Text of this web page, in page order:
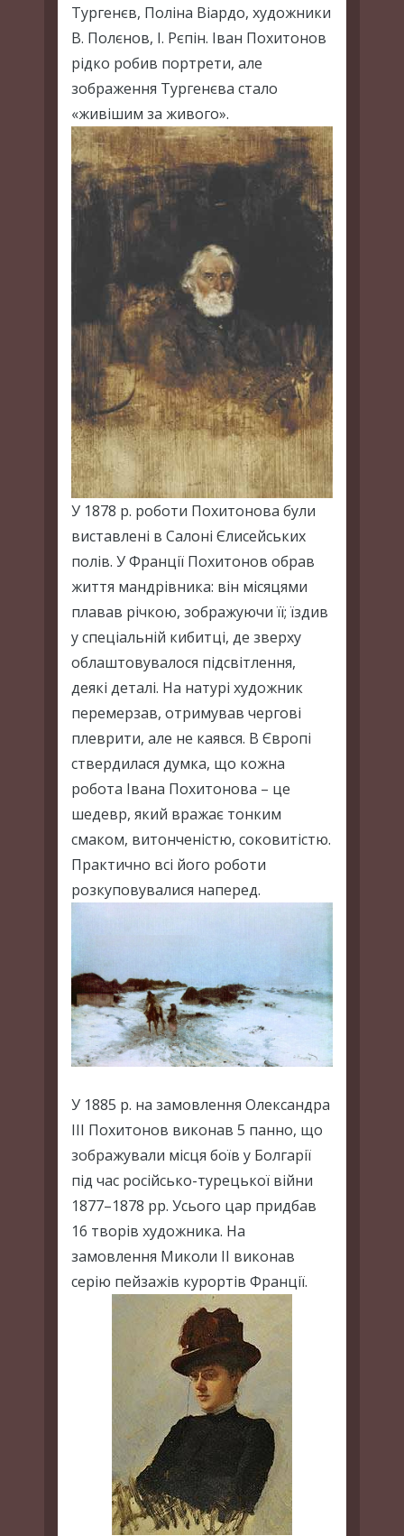
Тургенєв, Поліна Віардо, художники
В. Полєнов, І. Рєпін. Іван Похитонов
рідко робив портрети, але
зображення Тургенєва стало
«живішим за живого».
У 1878 р. роботи Похитонова були
виставлені в Салоні Єлисейських
полів. У Франції Похитонов обрав
життя мандрівника: він місяцями
плавав річкою, зображуючи її; їздив
у спеціальній кибитці, де зверху
облаштовувалося підсвітлення,
деякі деталі. На натурі художник
перемерзав, отримував чергові
плеврити, але не каявся. В Європі
ствердилася думка, що кожна
робота Івана Похитонова – це
шедевр, який вражає тонким
смаком, витонченістю, соковитістю.
Практично всі його роботи
розкуповувалися наперед.
У 1885 р. на замовлення Олександра
III Похитонов виконав 5 панно, що
зображували місця боїв у Болгарії
під час російсько-турецької війни
1877–1878 рр. Усього цар придбав
16 творів художника. На
замовлення Миколи II виконав
серію пейзажів курортів Франції.